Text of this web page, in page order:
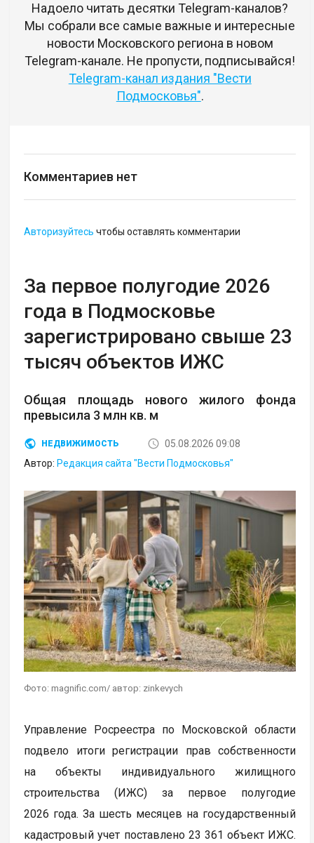
Надоело читать десятки Telegram-каналов?
Мы собрали все самые важные и интересные
новости Московского региона в новом
Telegram-канале. Не пропусти, подписывайся!
Telegram-канал издания "Вести
Подмосковья".
Комментариев нет
Авторизуйтесь чтобы оставлять комментарии
За первое полугодие 2026
года в Подмосковье
зарегистрировано свыше 23
тысяч объектов ИЖС
Общая площадь нового жилого фонда
превысила 3 млн кв. м
НЕДВИЖИМОСТЬ
05.08.2026 09:08
Автор: Редакция сайта "Вести Подмосковья"
Фото: magnific.com/ автор: zinkevych
Управление Росреестра по Московской области
подвело итоги регистрации прав собственности
на объекты индивидуального жилищного
строительства (ИЖС) за первое полугодие
2026 года. За шесть месяцев на государственный
кадастровый учет поставлено 23 361 объект ИЖС.